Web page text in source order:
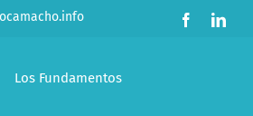
Facebook
Los Fundamentos